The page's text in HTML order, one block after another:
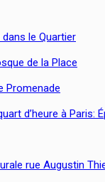
le Quartier
de la Place
Promenade
d’heure à Paris:
rue Augustin